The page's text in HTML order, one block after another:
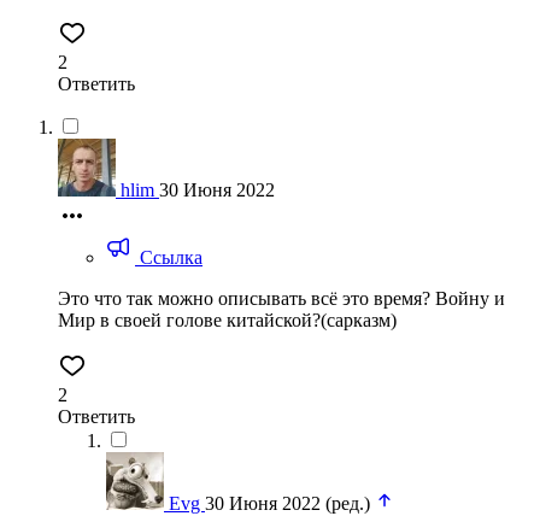
2
Ответить
hlim 30 Июня 2022
Ссылка
Это что так можно описывать всё это время? Войну и
Мир в своей голове китайской?(сарказм)
2
Ответить
Evg 30 Июня 2022 (ред.)